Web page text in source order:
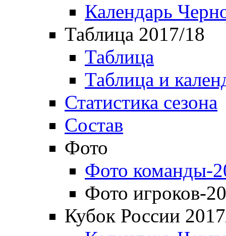
Календарь
Таблица 2017/18
Таблица
Таблица и
Статистика сезона
Состав
Фото
Фото команды-
Фото игроков-
Кубок России